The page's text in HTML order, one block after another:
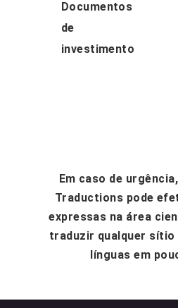
Documentos
de
investimento
Em caso de
Traductions pode
expressas na área
traduzir qualquer sítio
línguas em